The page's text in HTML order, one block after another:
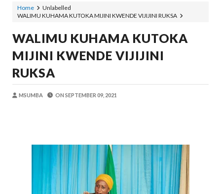
TBS Yaendelea Kutoa Elimu Ya
UVCCM Moshi Vijijini Yaikaribisha
MSUMBA -Aug 08 2026
OSCAR ASSENGA Aug 07 2026
MKAKATI WA SERIKALI KUONGEZA THAMANI
Alex Sonna Aug 07 2026
TANZANIA YAANGAZA TEKNOLOJIA
Home
Unlabelled
WALIMU KUHAMA KUTOKA MIJINI KWENDE VIJIJINI RUKSA
WALIMU KUHAMA KUTOKA
MIJINI KWENDE VIJIJINI
RUKSA
MSUMBA ON SEPTEMBER 09, 2021